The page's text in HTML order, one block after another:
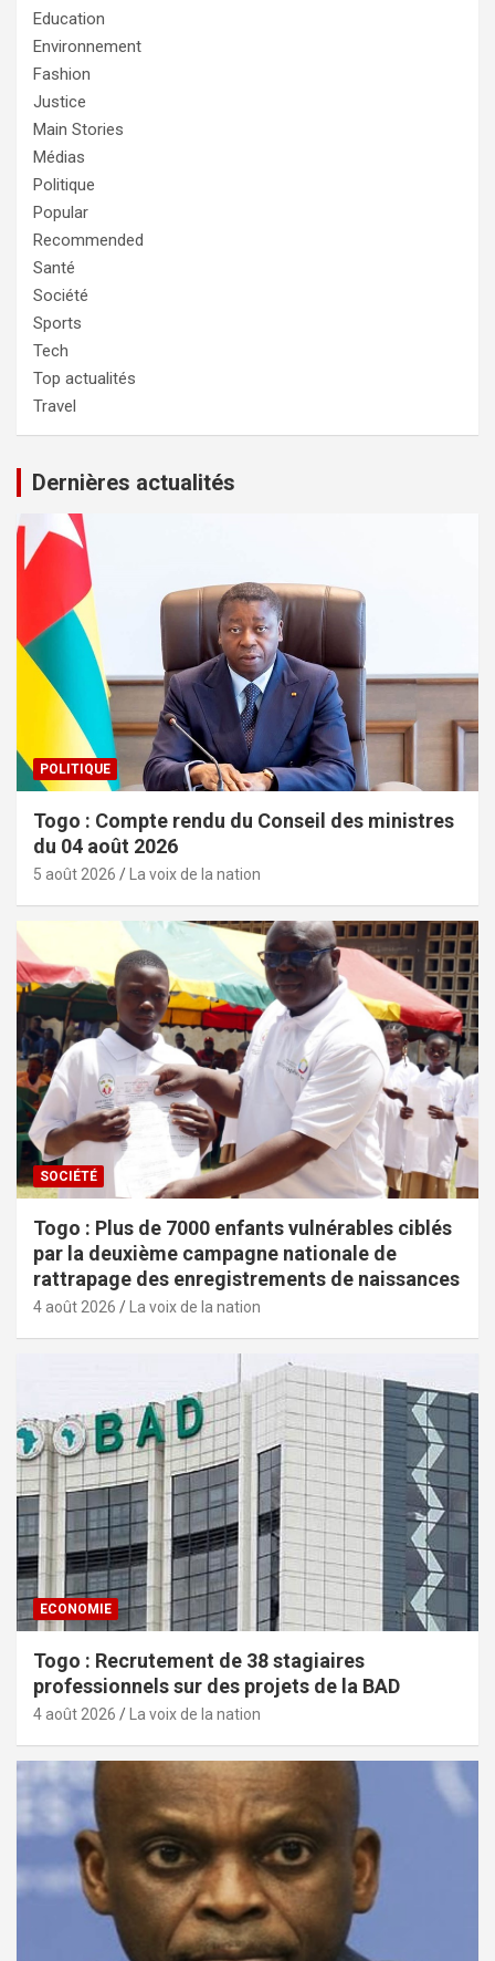
Education
Environnement
Fashion
Justice
Main Stories
Médias
Politique
Popular
Recommended
Santé
Société
Sports
Tech
Top actualités
Travel
Dernières actualités
POLITIQUE
Togo : Compte rendu du Conseil des ministres
du 04 août 2026
5 août 2026 La voix de la nation
SOCIÉTÉ
Togo : Plus de 7000 enfants vulnérables ciblés
par la deuxième campagne nationale de
rattrapage des enregistrements de naissances
4 août 2026 La voix de la nation
ECONOMIE
Togo : Recrutement de 38 stagiaires
professionnels sur des projets de la BAD
4 août 2026 La voix de la nation